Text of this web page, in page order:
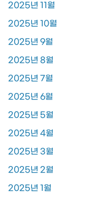
2025년 11월
2025년 10월
2025년 9월
2025년 8월
2025년 7월
2025년 6월
2025년 5월
2025년 4월
2025년 3월
2025년 2월
2025년 1월